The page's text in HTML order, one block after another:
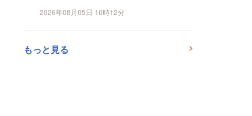
2026年08月05日 10時12分
もっと見る